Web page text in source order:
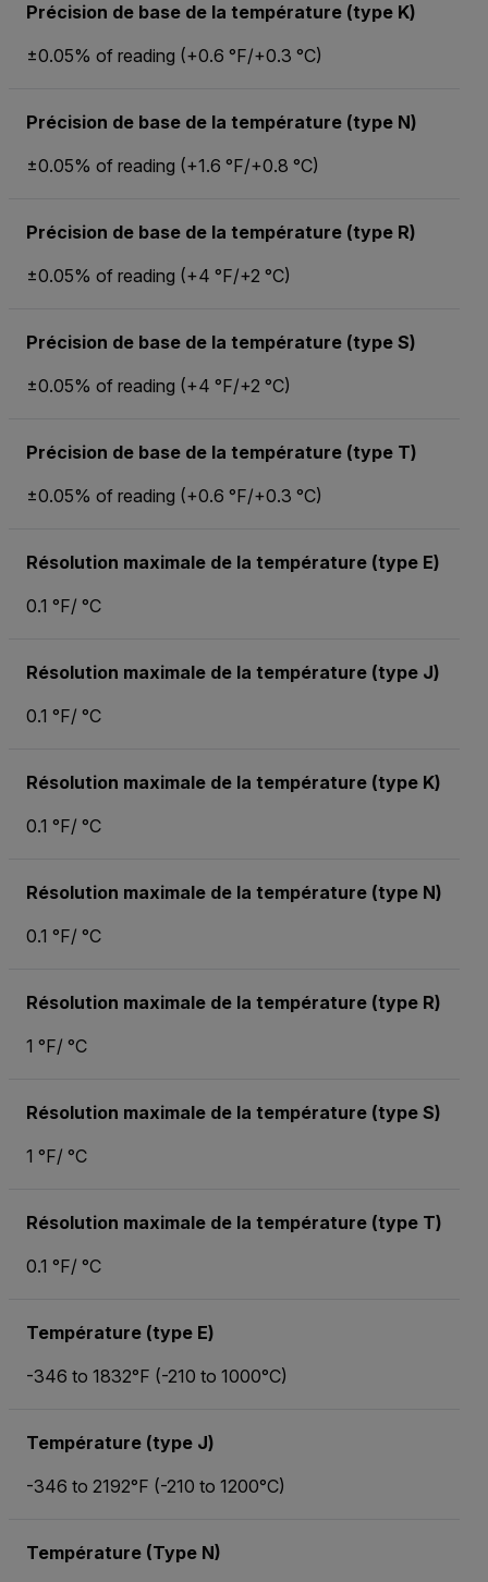
Précision de base de la température (type K)
±0.05% of reading (+0.6 °F/+0.3 °C)
Précision de base de la température (type N)
±0.05% of reading (+1.6 °F/+0.8 °C)
Précision de base de la température (type R)
±0.05% of reading (+4 °F/+2 °C)
Précision de base de la température (type S)
±0.05% of reading (+4 °F/+2 °C)
Précision de base de la température (type T)
±0.05% of reading (+0.6 °F/+0.3 °C)
Résolution maximale de la température (type E)
0.1 °F/ °C
Résolution maximale de la température (type J)
0.1 °F/ °C
Résolution maximale de la température (type K)
0.1 °F/ °C
Résolution maximale de la température (type N)
0.1 °F/ °C
Résolution maximale de la température (type R)
1 °F/ °C
Résolution maximale de la température (type S)
1 °F/ °C
Résolution maximale de la température (type T)
0.1 °F/ °C
Température (type E)
-346 to 1832°F (-210 to 1000°C)
Température (type J)
-346 to 2192°F (-210 to 1200°C)
Température (Type N)